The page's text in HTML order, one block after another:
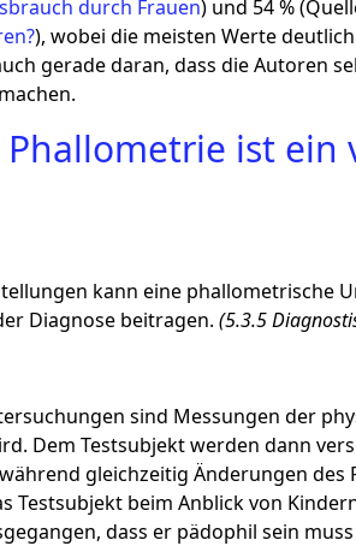
durch Frauen) und 54 %
), wobei die meisten Werte
gerade daran, dass die Autoren
Phallometrie ist
kann eine phallometrische
Diagnose beitragen. (5.3.5
sind Messungen der
Dem Testsubjekt werden dann
gleichzeitig Änderungen
Testsubjekt beim Anblick von
dass er pädophil sein